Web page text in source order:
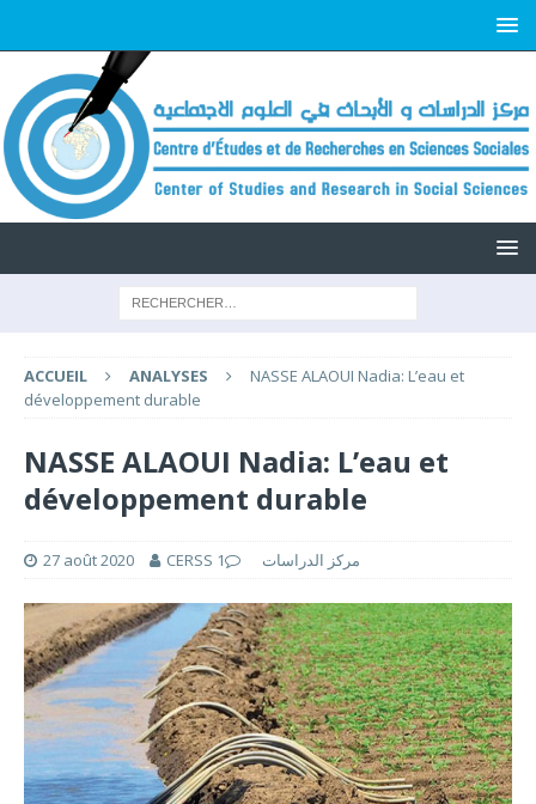
ACCUEIL ANALYSES
NASSE ALAOUI Nadia: L’eau et
développement durable
NASSE ALAOUI Nadia: L’eau et
développement durable
27 août 2020 CERSS مركز الدراسات 1